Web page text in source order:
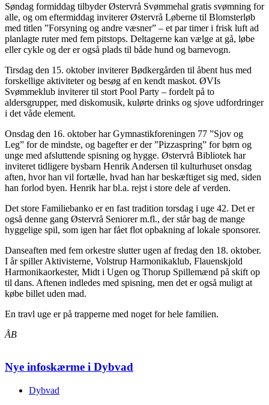
Søndag formiddag tilbyder Østervrå Svømmehal gratis svømning for
alle, og om eftermiddag inviterer Østervrå Løberne til Blomsterløb
med titlen ”Forsyning og andre væsner” – et par timer i frisk luft ad
planlagte ruter med fem pitstops. Deltagerne kan vælge at gå, løbe
eller cykle og der er også plads til både hund og barnevogn.
Tirsdag den 15. oktober inviterer Bødkergården til åbent hus med
forskellige aktiviteter og besøg af en kendt maskot. ØVIs
Svømmeklub inviterer til stort Pool Party – fordelt på to
aldersgrupper, med diskomusik, kulørte drinks og sjove udfordringer
i det våde element.
Onsdag den 16. oktober har Gymnastikforeningen 77 ”Sjov og
Leg” for de mindste, og bagefter er der ”Pizzaspring” for børn og
unge med afsluttende spisning og hygge. Østervrå Bibliotek har
inviteret tidligere bysbarn Henrik Andersen til kulturhuset onsdag
aften, hvor han vil fortælle, hvad han har beskæftiget sig med, siden
han forlod byen. Henrik har bl.a. rejst i store dele af verden.
Det store Familiebanko er en fast tradition torsdag i uge 42. Det er
også denne gang Østervrå Seniorer m.fl., der står bag de mange
hyggelige spil, som igen har fået flot opbakning af lokale sponsorer.
Danseaften med fem orkestre slutter ugen af fredag den 18. oktober.
I år spiller Aktivisterne, Volstrup Harmonikaklub, Flauenskjold
Harmonikaorkester, Midt i Ugen og Thorup Spillemænd på skift op
til dans. Aftenen indledes med spisning, men det er også muligt at
købe billet uden mad.
En travl uge er på trapperne med noget for hele familien.
ÅB
Nye infoskærme i Dybvad
Dybvad